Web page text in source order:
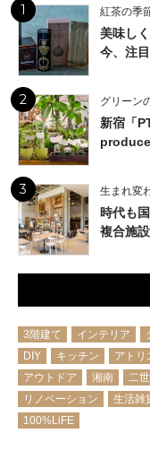
1 紅茶の季
美味しく
今、注
2 グリーン
新宿「
3 生まれ変
時代も
複合施
3階建て インテリア
DIY
キッチン アトリ
アウトドア
湘南 二
リノベーション
生活雑
100%LiFE